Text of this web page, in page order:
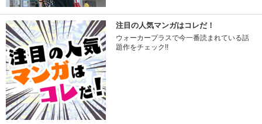
注目の人気マンガはコレだ！
ウォーカープラスで今一番読まれている話
題作をチェック!!